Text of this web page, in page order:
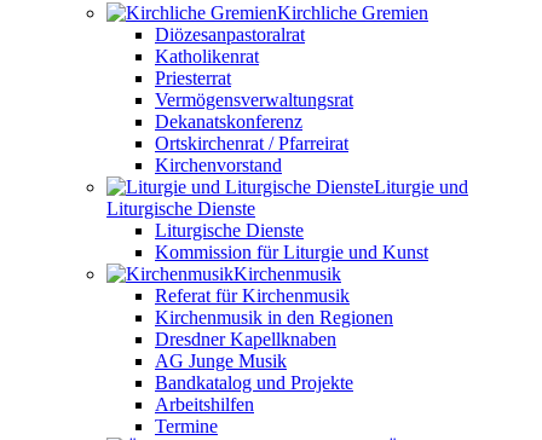
Kirchliche Gremien
Diözesanpastoralrat
Katholikenrat
Priesterrat
Vermögensverwaltungsrat
Dekanatskonferenz
Ortskirchenrat / Pfarreirat
Kirchenvorstand
Liturgie und
Liturgische Dienste
Liturgische Dienste
Kommission für Liturgie und Kunst
Kirchenmusik
Referat für Kirchenmusik
Kirchenmusik in den Regionen
Dresdner Kapellknaben
AG Junge Musik
Bandkatalog und Projekte
Arbeitshilfen
Termine